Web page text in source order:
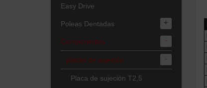
Easy Drive
Poleas Dentadas +
Componentes -
placas de sujeción -
Placa de sujeción T2,5